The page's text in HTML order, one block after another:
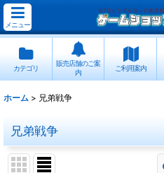
メニュー
カテゴリ
販売店舗のご案
内
ご利用案内
ホーム > 兄弟戦争
兄弟戦争